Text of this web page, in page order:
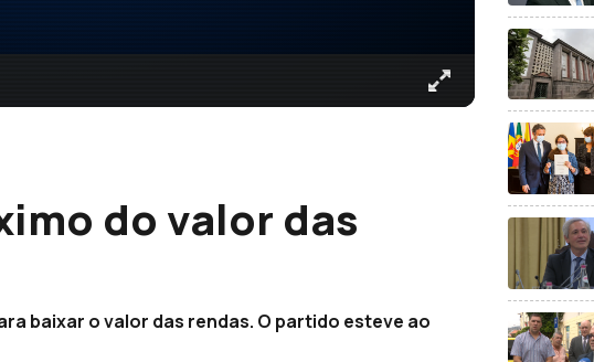
do valor das
baixar o valor das rendas. O partido esteve ao